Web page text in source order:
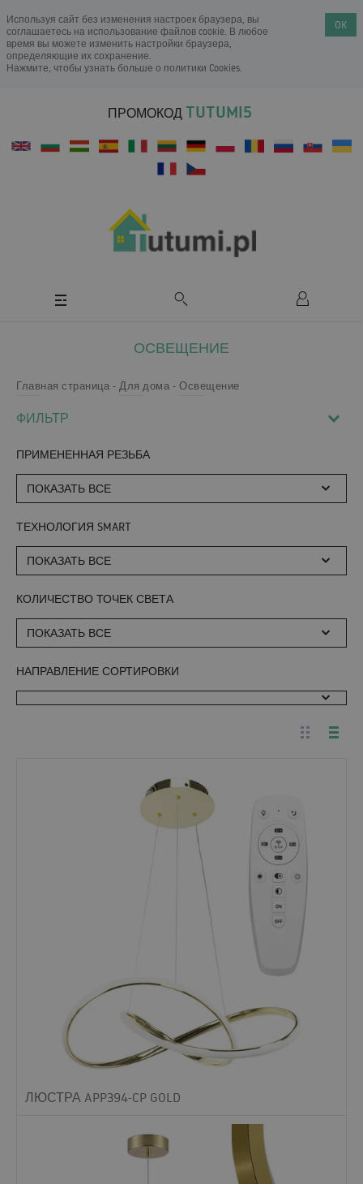
Используя сайт без изменения настроек браузера, вы
соглашаетесь на использование файлов cookie. В любое
время вы можете изменить настройки браузера,
определяющие их сохранение.
Нажмите, чтобы узнать больше о политики Cookies.
OK
ПРОМОКОД TUTUMI5
ОСВЕЩЕНИЕ
Главная страница Для дома Освещение
ФИЛЬТР
ПРИМЕНЕННАЯ РЕЗЬБА
ПОКАЗАТЬ ВСЕ
ТЕХНОЛОГИЯ SMART
ПОКАЗАТЬ ВСЕ
КОЛИЧЕСТВО ТОЧЕК СВЕТА
ПОКАЗАТЬ ВСЕ
НАПРАВЛЕНИЕ СОРТИРОВКИ
ЛЮСТРА APP394-CP GOLD